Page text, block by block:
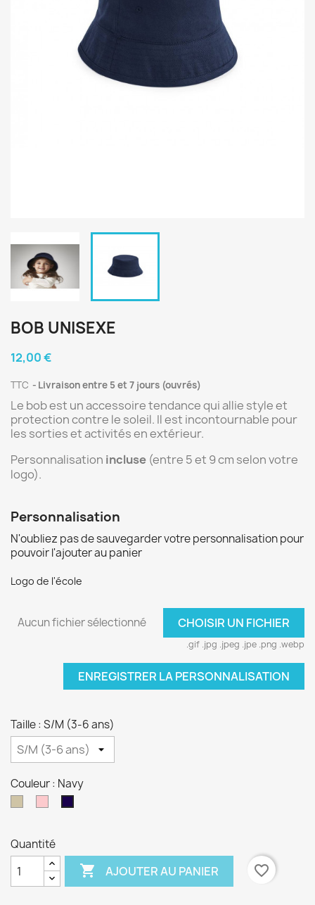
BOB UNISEXE
12,00 €
TTC Livraison entre 5 et 7 jours (ouvrés)
Le bob est un accessoire tendance qui allie style et
protection contre le soleil. Il est incontournable pour
les sorties et activités en extérieur.
Personnalisation incluse (entre 5 et 9 cm selon votre
logo).
Personnalisation
N'oubliez pas de sauvegarder votre personnalisation pour
pouvoir l'ajouter au panier
Logo de l'école
Aucun fichier sélectionné CHOISIR UN FICHIER
.gif .jpg .jpeg .jpe .png .webp
ENREGISTRER LA PERSONNALISATION
Taille : S/M (3-6 ans)
Couleur : Navy
Quantité
 AJOUTER AU PANIER favorite_border